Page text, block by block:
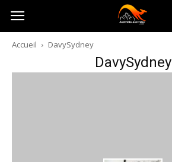
Australia-
australie.com
Accueil DavySydney
DavySydney